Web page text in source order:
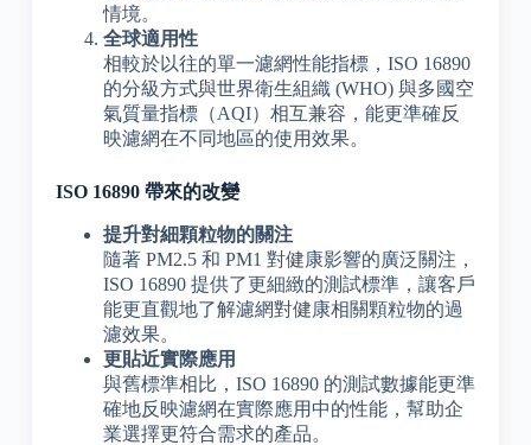
情境。
全球適用性
相較於以往的單一濾網性能指標，ISO 16890
的分級方式與世界衛生組織 (WHO) 與多國空
氣質量指標（AQI）相互兼容，能更準確反
映濾網在不同地區的使用效果。
ISO 16890 帶來的改變
提升對細顆粒物的關注
隨著 PM2.5 和 PM1 對健康影響的廣泛關注，
ISO 16890 提供了更細緻的測試標準，讓客戶
能更直觀地了解濾網對健康相關顆粒物的過
濾效果。
更貼近實際應用
與舊標準相比，ISO 16890 的測試數據能更準
確地反映濾網在實際應用中的性能，幫助企
業選擇更符合需求的產品。